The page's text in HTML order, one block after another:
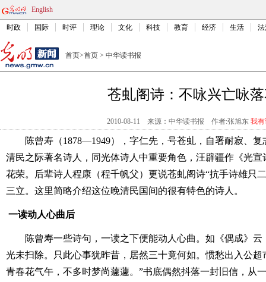
English
时政 国际 时评 理论 文化 科技 教育 经济 生活
首页>首页 > 中华读书报
苍虬阁诗：不咏兴亡咏
2010-08-11 来源：中华读书报 作者:张旭东 我
陈曾寿（1878―1949），字仁先，号苍虬，自署耐寂、
清民之际著名诗人，同光体诗人中重要角色，汪辟疆作《光
花荣。后辈诗人程康（程千帆父）更说苍虬阁诗“抗手诗雄只
三立。这里简略介绍这位晚清民国间的很有特色的诗人。
一读动人心曲后
陈曾寿一些诗句，一读之下便能动人心曲。如《偶成》
光未扫除。只此心事犹昨昔，居然三十竟何如。惯愁出入公
青春花气午，不多时梦尚蘧蘧。”书底偶然抖落一封旧信，从